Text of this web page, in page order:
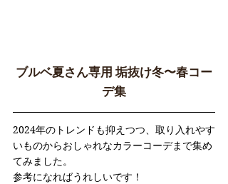
ブルベ夏さん専用 垢抜け冬〜春コー
デ集
2024年のトレンドも抑えつつ、取り入れやす
いものからおしゃれなカラーコーデまで集め
てみました。
参考になればうれしいです！